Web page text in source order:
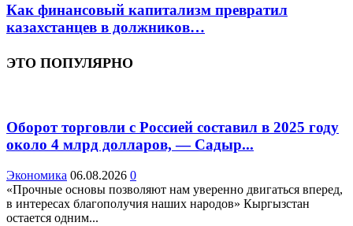
Как финансовый капитализм превратил
казахстанцев в должников…
ЭТО ПОПУЛЯРНО
Оборот торговли с Россией составил в 2025 году
около 4 млрд долларов, — Садыр...
Экономика 06.08.2026 0
«Прочные основы позволяют нам уверенно двигаться вперед,
в интересах благополучия наших народов» Кыргызстан
остается одним...